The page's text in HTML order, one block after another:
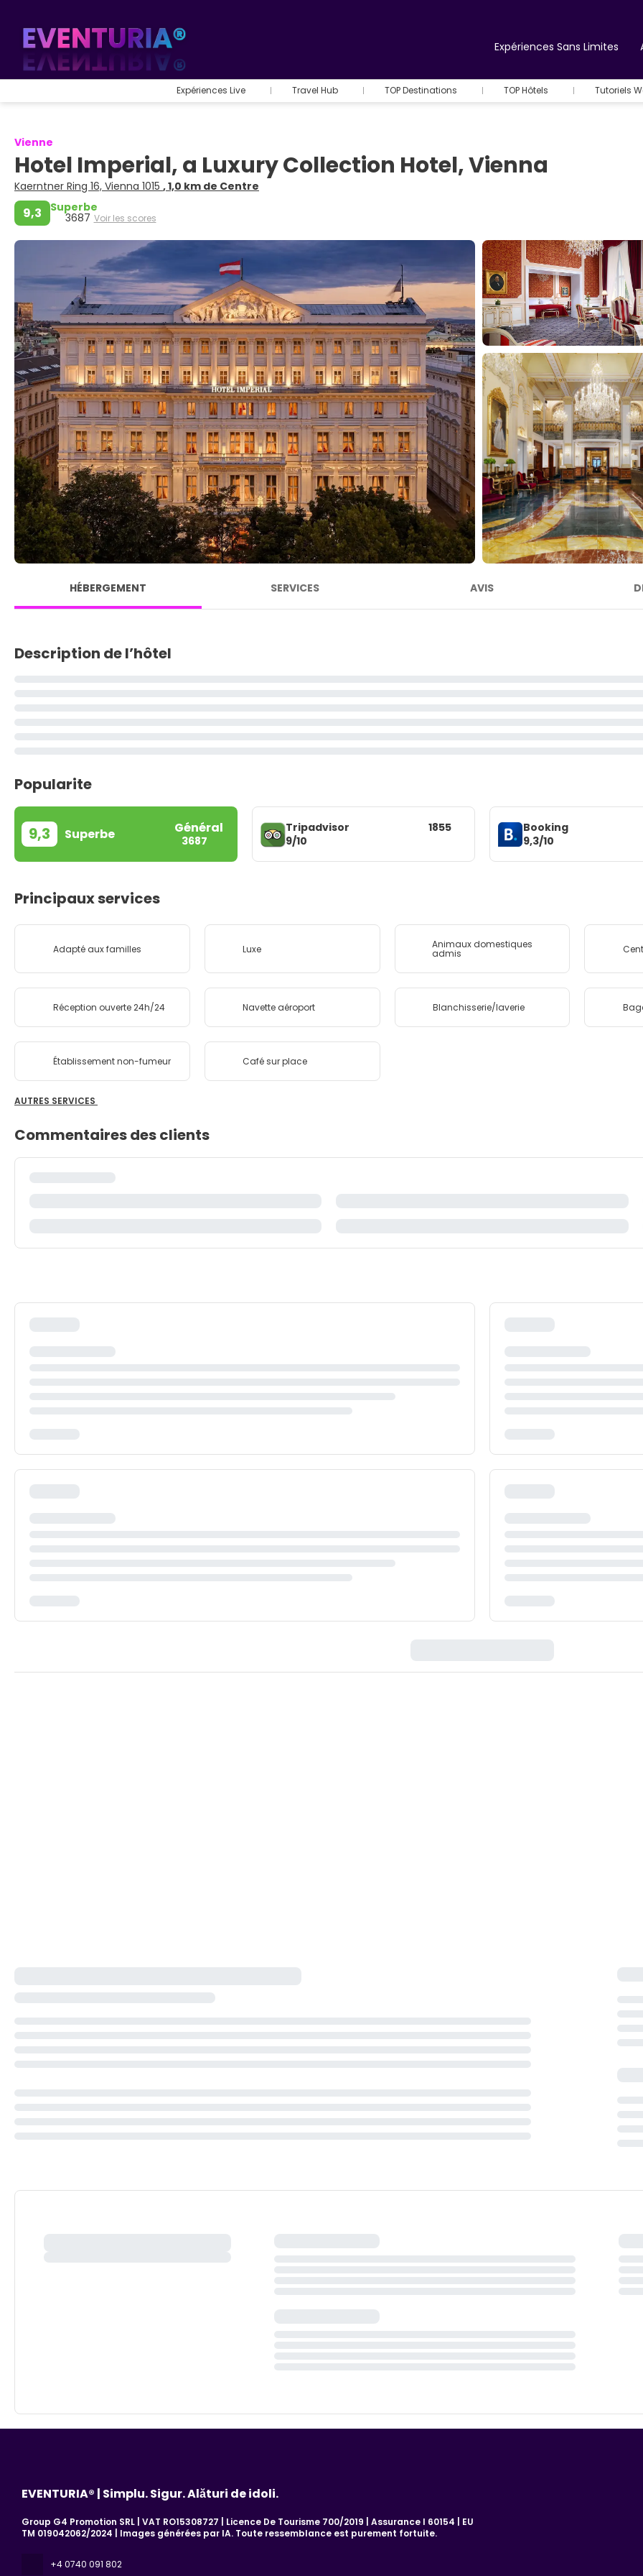
Expériences Sans Limites
Expériences Live Travel Hub TOP Destinations TOP Hôtels Tutoriels
Vienne
Hotel Imperial, a Luxury Collection Hotel, Vienna
Kaerntner Ring 16, Vienna 1015 , 1,0 km de Centre
9,3 Superbe
3687 Voir les scores
HÉBERGEMENT SERVICES AVIS
Description de l’hôtel
Popularite
9,3 Superbe Général
3687
Tripadvisor
9/10
1855
Booking
9,3/10
Principaux services
Adapté aux familles Luxe Animaux domestiques
admis
Réception ouverte 24h/24 Navette aéroport Blanchisserie/laverie
Établissement non-fumeur Café sur place
AUTRES SERVICES
Commentaires des clients
EVENTURIA® | Simplu. Sigur. Alături de idoli.
Group G4 Promotion SRL | VAT RO15308727 | Licence De Tourisme 700/2019 | Assurance I 60154 | EU
TM 019042062/2024 | Images générées par IA. Toute ressemblance est purement fortuite.
+4 0740 091 802